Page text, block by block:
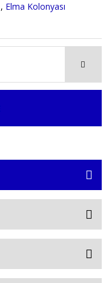
, Elma Kolonyası